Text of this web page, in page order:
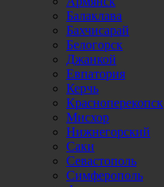
Балаклава
Бахчисарай
Белогорск
Джанкой
Евпатория
Керчь
Красноперекопск
Мисхор
Нижнегорский
Саки
Севастополь
Симферополь